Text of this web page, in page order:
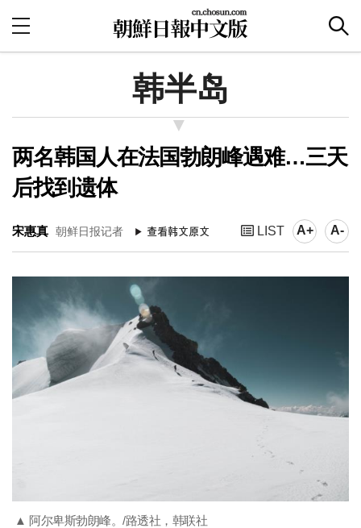
韩半岛
两名韩国人在法国勃朗峰遇难…三天
后找到遗体
宋惠真 朝鲜日报记者 LIST A+ A-
▲ 阿尔卑斯勃朗峰。/路透社，韩联社